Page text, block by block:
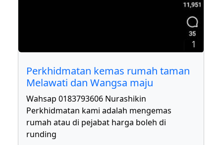
1
Perkhidmatan kemas rumah taman
Melawati dan Wangsa maju
Wahsap 0183793606 Nurashikin
Perkhidmatan kami adalah mengemas
rumah atau di pejabat harga boleh di
runding